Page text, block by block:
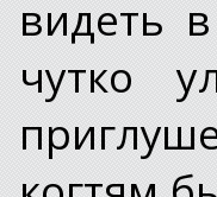
видеть
чутко